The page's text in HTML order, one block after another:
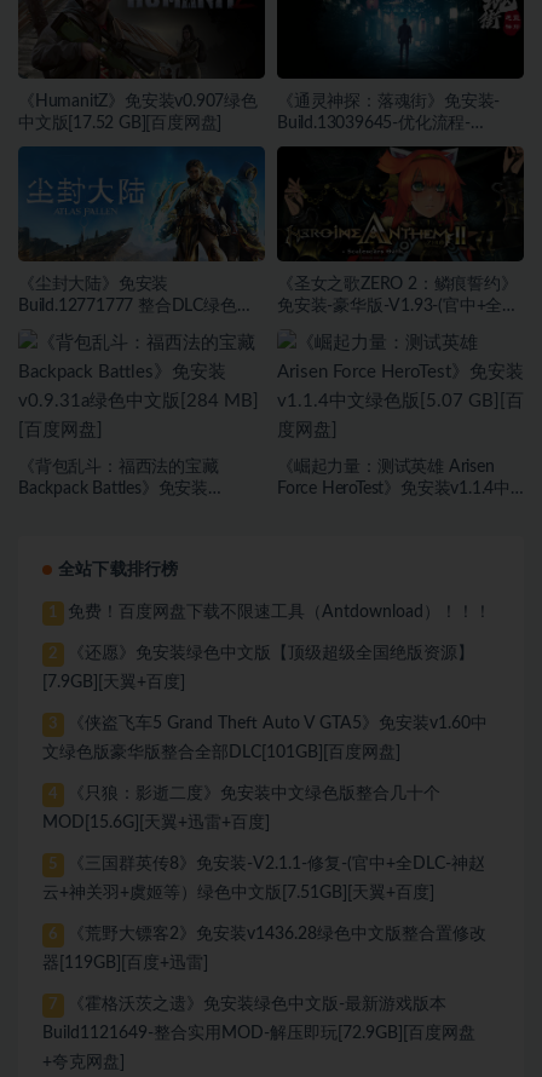
《HumanitZ》免安装v0.907绿色
中文版[17.52 GB][百度网盘]
《通灵神探：落魂街》免安装-
Build.13039645-优化流程-
(STEAM官中)绿色中文版[6.03
GB][百度网盘]
《尘封大陆》免安装
Build.12771777 整合DLC绿色中
《圣女之歌ZERO 2：鳞痕誓约》
免安装-豪华版-V1.93-(官中+全
文版[15.75 GB][百度网盘]
《背包乱斗：福西法的宝藏
Backpack Battles》免安装
《崛起力量：测试英雄 Arisen
Force HeroTest》免安装v1.1.4中
全站下载排行榜
1 免费！百度网盘下载不限速工具（Antdownload）！！！
2
《还愿》免安装绿色中文版【顶级超级全国绝版资源】
[7.9GB][天翼+百度]
3
《侠盗飞车5 Grand Theft Auto V GTA5》免安装v1.60中
文绿色版豪华版整合全部DLC[101GB][百度网盘]
4
《只狼：影逝二度》免安装中文绿色版整合几十个
MOD[15.6G][天翼+迅雷+百度]
5
《三国群英传8》免安装-V2.1.1-修复-(官中+全DLC-神赵
云+神关羽+虞姬等）绿色中文版[7.51GB][天翼+百度]
6
《荒野大镖客2》免安装v1436.28绿色中文版整合置修改
器[119GB][百度+迅雷]
7
《霍格沃茨之遗》免安装绿色中文版-最新游戏版本
Build1121649-整合实用MOD-解压即玩[72.9GB][百度网盘
+夸克网盘]